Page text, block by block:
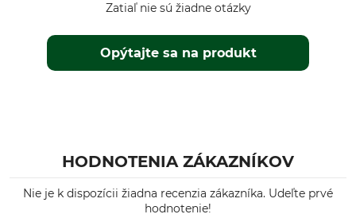
Made in Europe
Zelená
Konfekčná veľkosť
Opýtajte sa na produkt
Zatiaľ nie sú žiadne otázky
HODNOTENIA ZÁKAZNÍKOV
Nie je k dispozícii žiadna recenzia zákazníka. Udeľte prvé
hodnotenie!